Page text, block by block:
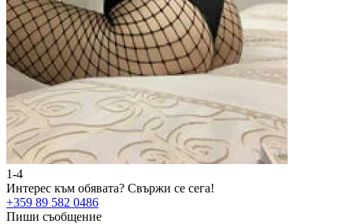
1-4
Интерес към обявата? Свържи се сега!
+359 89 582 0486
Пиши съобщение